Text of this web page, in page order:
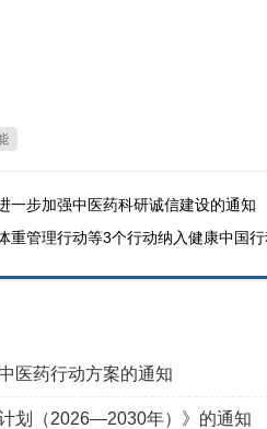
一步加强中医药科研诚信建设的通知
重管理行动等3个行动纳入健康中国
医药行动方案的通知
划（2026—2030年）》的通知